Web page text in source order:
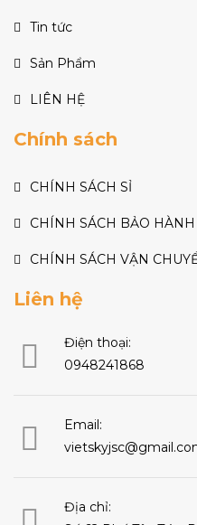
Tin tức
Sản Phẩm
LIÊN HỆ
Chính sách
CHÍNH SÁCH SỈ
CHÍNH SÁCH BẢO HÀNH
CHÍNH SÁCH VẬN
Liên hệ
Điện thoại:
0948241868
Email:
Địa chỉ: